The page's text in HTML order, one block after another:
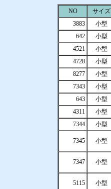
NO サイズ
3883
小型
642
小型
4521
小型
4728
小型
8277
小型
7343
小型
643
小型
4311
小型
7344
小型
7345 小型
7347 小型
5115 小型